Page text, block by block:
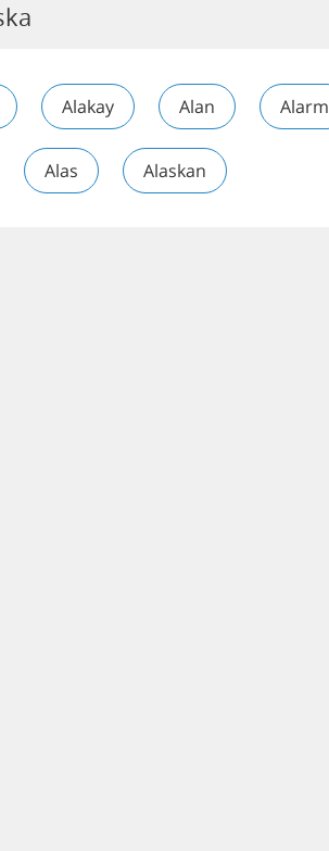
Alakay Alan Alarm
Alas Alaskan